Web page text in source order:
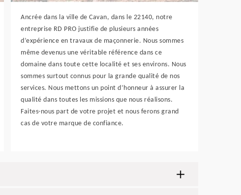
Ancrée dans la ville de Cavan, dans le 22140, notre
entreprise RD PRO justifie de plusieurs années
d’expérience en travaux de maçonnerie. Nous sommes
même devenus une véritable référence dans ce
domaine dans toute cette localité et ses environs. Nous
sommes surtout connus pour la grande qualité de nos
services. Nous mettons un point d’honneur à assurer la
qualité dans toutes les missions que nous réalisons.
Faites-nous part de votre projet et nous ferons grand
cas de votre marque de confiance.